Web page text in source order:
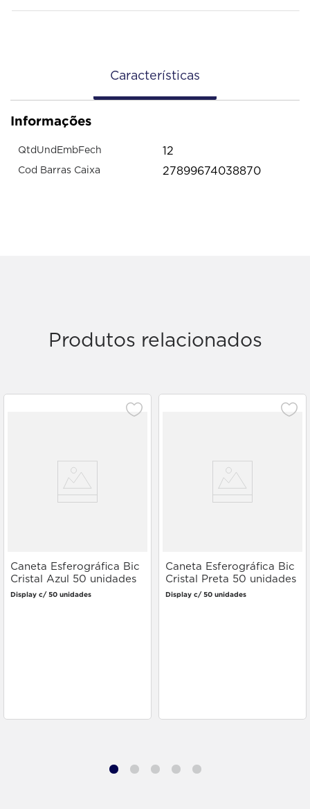
Características
Informações
QtdUndEmbFech 12
Cod Barras Caixa 27899674038870
Produtos relacionados
Caneta Esferográfica Bic
Cristal Azul 50 unidades
Display c/ 50 unidades
Caneta Esferográfica Bic
Cristal Preta 50 unidades
Display c/ 50 unidades